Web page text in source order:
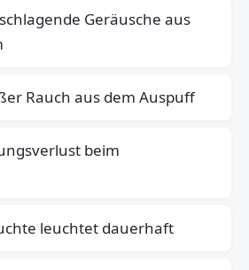
Geräusche aus
Rauch aus dem Auspuff
beim
leuchtet dauerhaft